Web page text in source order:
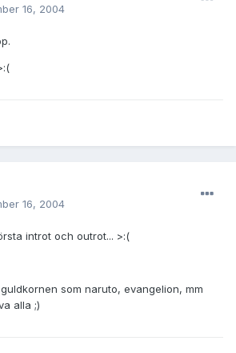
16, 2004
16, 2004
introt och outrot... >:(
som naruto, evangelion, mm
alla ;)